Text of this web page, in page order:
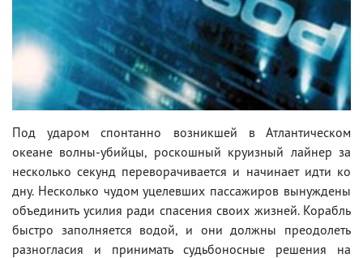
Под ударом спонтанно возникшей в Атлантическом
океане волны-убийцы, роскошный круизный лайнер за
несколько секунд переворачивается и начинает идти ко
дну. Несколько чудом уцелевших пассажиров вынуждены
объединить усилия ради спасения своих жизней. Корабль
быстро заполняется водой, и они должны преодолеть
разногласия и принимать судьбоносные решения на